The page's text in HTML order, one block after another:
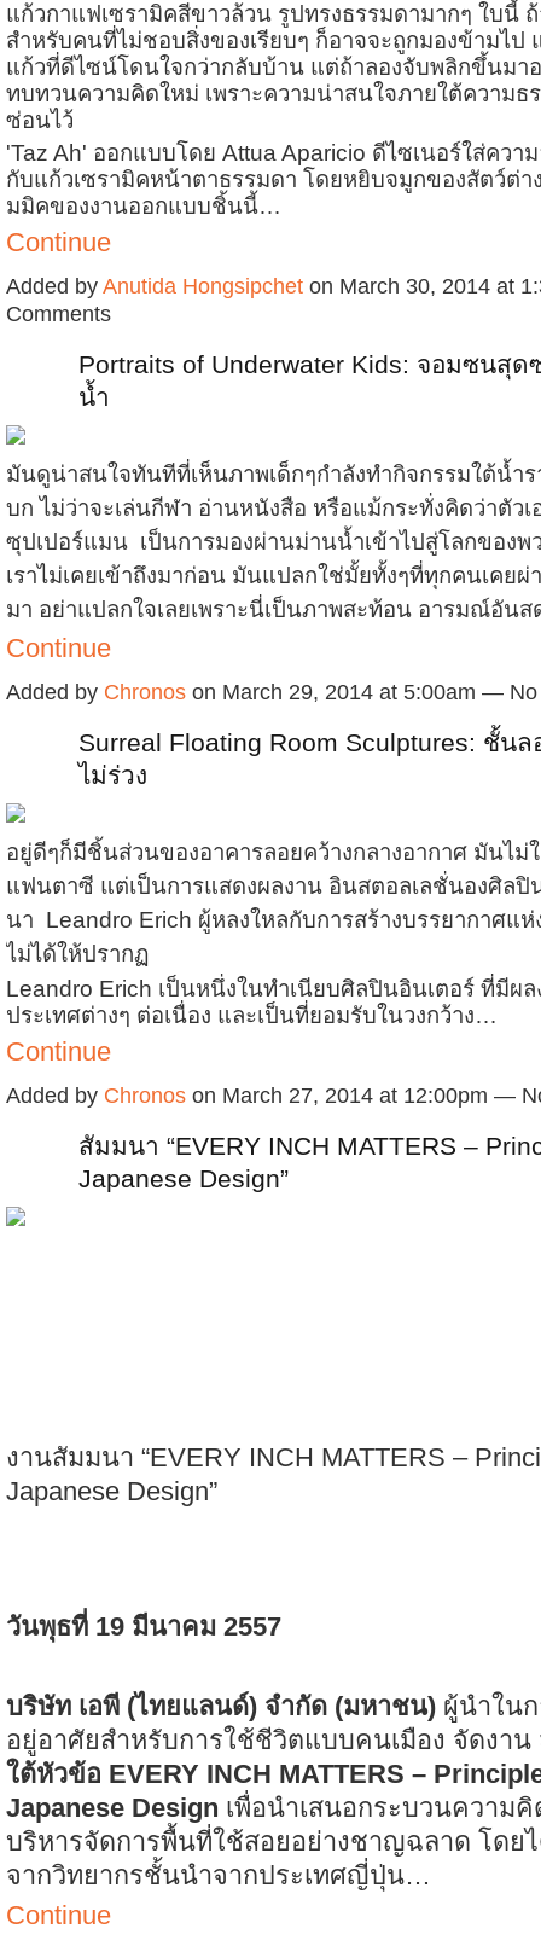
แก้วกาแฟเซรามิคสีขาวล้วน รูปทรงธรรมดามากๆ ใบนี้ ถ้
สำหรับคนที่ไม่ชอบสิ่งของเรียบๆ ก็อาจจะถูกมองข้ามไป
แก้วที่ดีไซน์โดนใจกว่ากลับบ้าน แต่ถ้าลองจับพลิกขึ้นมา
ทบทวนความคิดใหม่ เพราะความน่าสนใจภายใต้ความธ
ซ่อนไว้
'Taz Ah' ออกแบบโดย Attua Aparicio ดีไซเนอร์ใส่ควา
กับแก้วเซรามิคหน้าตาธรรมดา โดยหยิบจมูกของสัตว์ต่า
มมิคของงานออกแบบชิ้นนี้…
Continue
Added by Anutida Hongsipchet on March 30, 2014 at
Comments
Portraits of Underwater Kids: จอมซนสุด
น้ำ
มันดูน่าสนใจทันทีที่เห็นภาพเด็กๆกำลังทำกิจกรรมใต้น้ำ
บก ไม่ว่าจะเล่นกีฬา อ่านหนังสือ หรือแม้กระทั่งคิดว่าตัวเ
ซุปเปอร์แมน เป็นการมองผ่านม่านน้ำเข้าไปสู่โลกของพ
เราไม่เคยเข้าถึงมาก่อน มันแปลกใช่มั้ยทั้งๆที่ทุกคนเคย
มา อย่าแปลกใจเลยเพราะนี่เป็นภาพสะท้อน อารมณ์อัน
Continue
Added by Chronos on March 29, 2014 at 5:00am —
Surreal Floating Room Sculptures: ชั้น
ไม่ร่วง
อยู่ดีๆก็มีชิ้นส่วนของอาคารลอยคว้างกลางอากาศ มันไม่
แฟนตาซี แต่เป็นการแสดงผลงาน อินสตอลเลชั่นองศิลปิ
นา Leandro Erich ผู้หลงใหลกับการสร้างบรรยากาศแห่
ไม่ได้ให้ปรากฏ
Leandro Erich เป็นหนึ่งในทำเนียบศิลปินอินเตอร์ ที่มีผ
ประเทศต่างๆ ต่อเนื่อง และเป็นที่ยอมรับในวงกว้าง…
Continue
Added by Chronos on March 27, 2014 at 12:00pm —
สัมมนา “EVERY INCH MATTERS –
Japanese Design”
งานสัมมนา “EVERY INCH MATTERS –
Japanese Design”
วันพุธที่ 19 มีนาคม 2557
บริษัท เอพี (ไทยแลนด์) จำกัด (มหาชน) ผู้นำใน
อยู่อาศัยสำหรับการใช้ชีวิตแบบคนเมือง จัดงาน
ใต้หัวข้อ EVERY INCH MATTERS –
Japanese Design เพื่อนำเสนอกระบวนความ
บริหารจัดการพื้นที่ใช้สอยอย่างชาญฉลาด โดยไ
จากวิทยากรชั้นนำจากประเทศญี่ปุ่น…
Continue